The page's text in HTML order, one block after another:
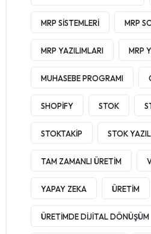
MRP SISTEMLERI MRP
MRP YAZILIMLARI MRP
MUHASEBE PROGRAMI
SHOPIFY STOK
STOKTAKIP STOK
TAM ZAMANLI ÜRETIM
YAPAY ZEKA ÜRETIM
ÜRETIMDE DIJITAL DÖNÜŞÜM